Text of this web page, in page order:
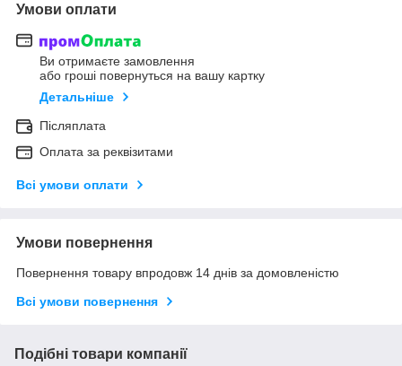
Умови оплати
Ви отримаєте замовлення
або гроші повернуться на вашу картку
Детальніше
Післяплата
Оплата за реквізитами
Всі умови оплати
Умови повернення
Повернення товару впродовж 14 днів за домовленістю
Всі умови повернення
Подібні товари компанії